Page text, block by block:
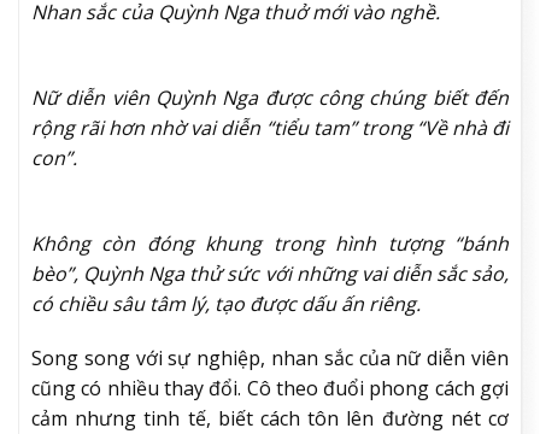
Nhan sắc của Quỳnh Nga thuở mới vào nghề.
Nữ diễn viên Quỳnh Nga được công chúng biết đến
rộng rãi hơn nhờ vai diễn “tiểu tam” trong “Về nhà đi
con”.
Không còn đóng khung trong hình tượng “bánh
bèo”, Quỳnh Nga thử sức với những vai diễn sắc sảo,
có chiều sâu tâm lý, tạo được dấu ấn riêng.
Song song với sự nghiệp, nhan sắc của nữ diễn viên
cũng có nhiều thay đổi. Cô theo đuổi phong cách gợi
cảm nhưng tinh tế, biết cách tôn lên đường nét cơ